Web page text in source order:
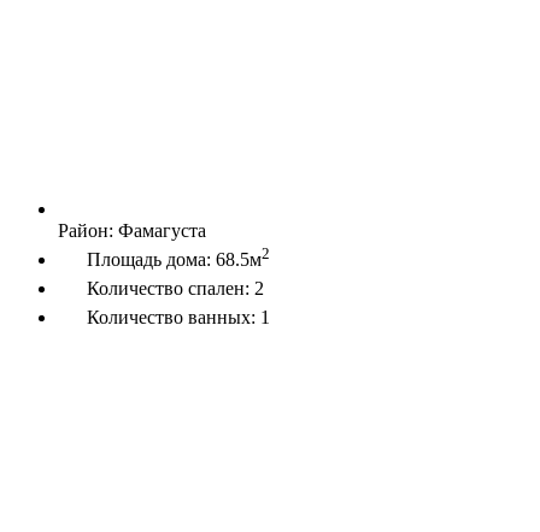
Район: Фамагуста
Площадь дома: 68.5м2
Количество спален: 2
Количество ванных: 1